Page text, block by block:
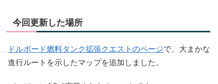
今回更新した場所
ドルボード燃料タンク拡張クエストのページで、大まかな
進行ルートを示したマップを追加しました。